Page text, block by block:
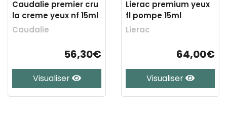
Caudalie premier cru
la creme yeux nf 15ml
Caudalie
56,30€
Visualiser
Lierac premium yeux
fl pompe 15ml
Lierac
64,00€
Visualiser